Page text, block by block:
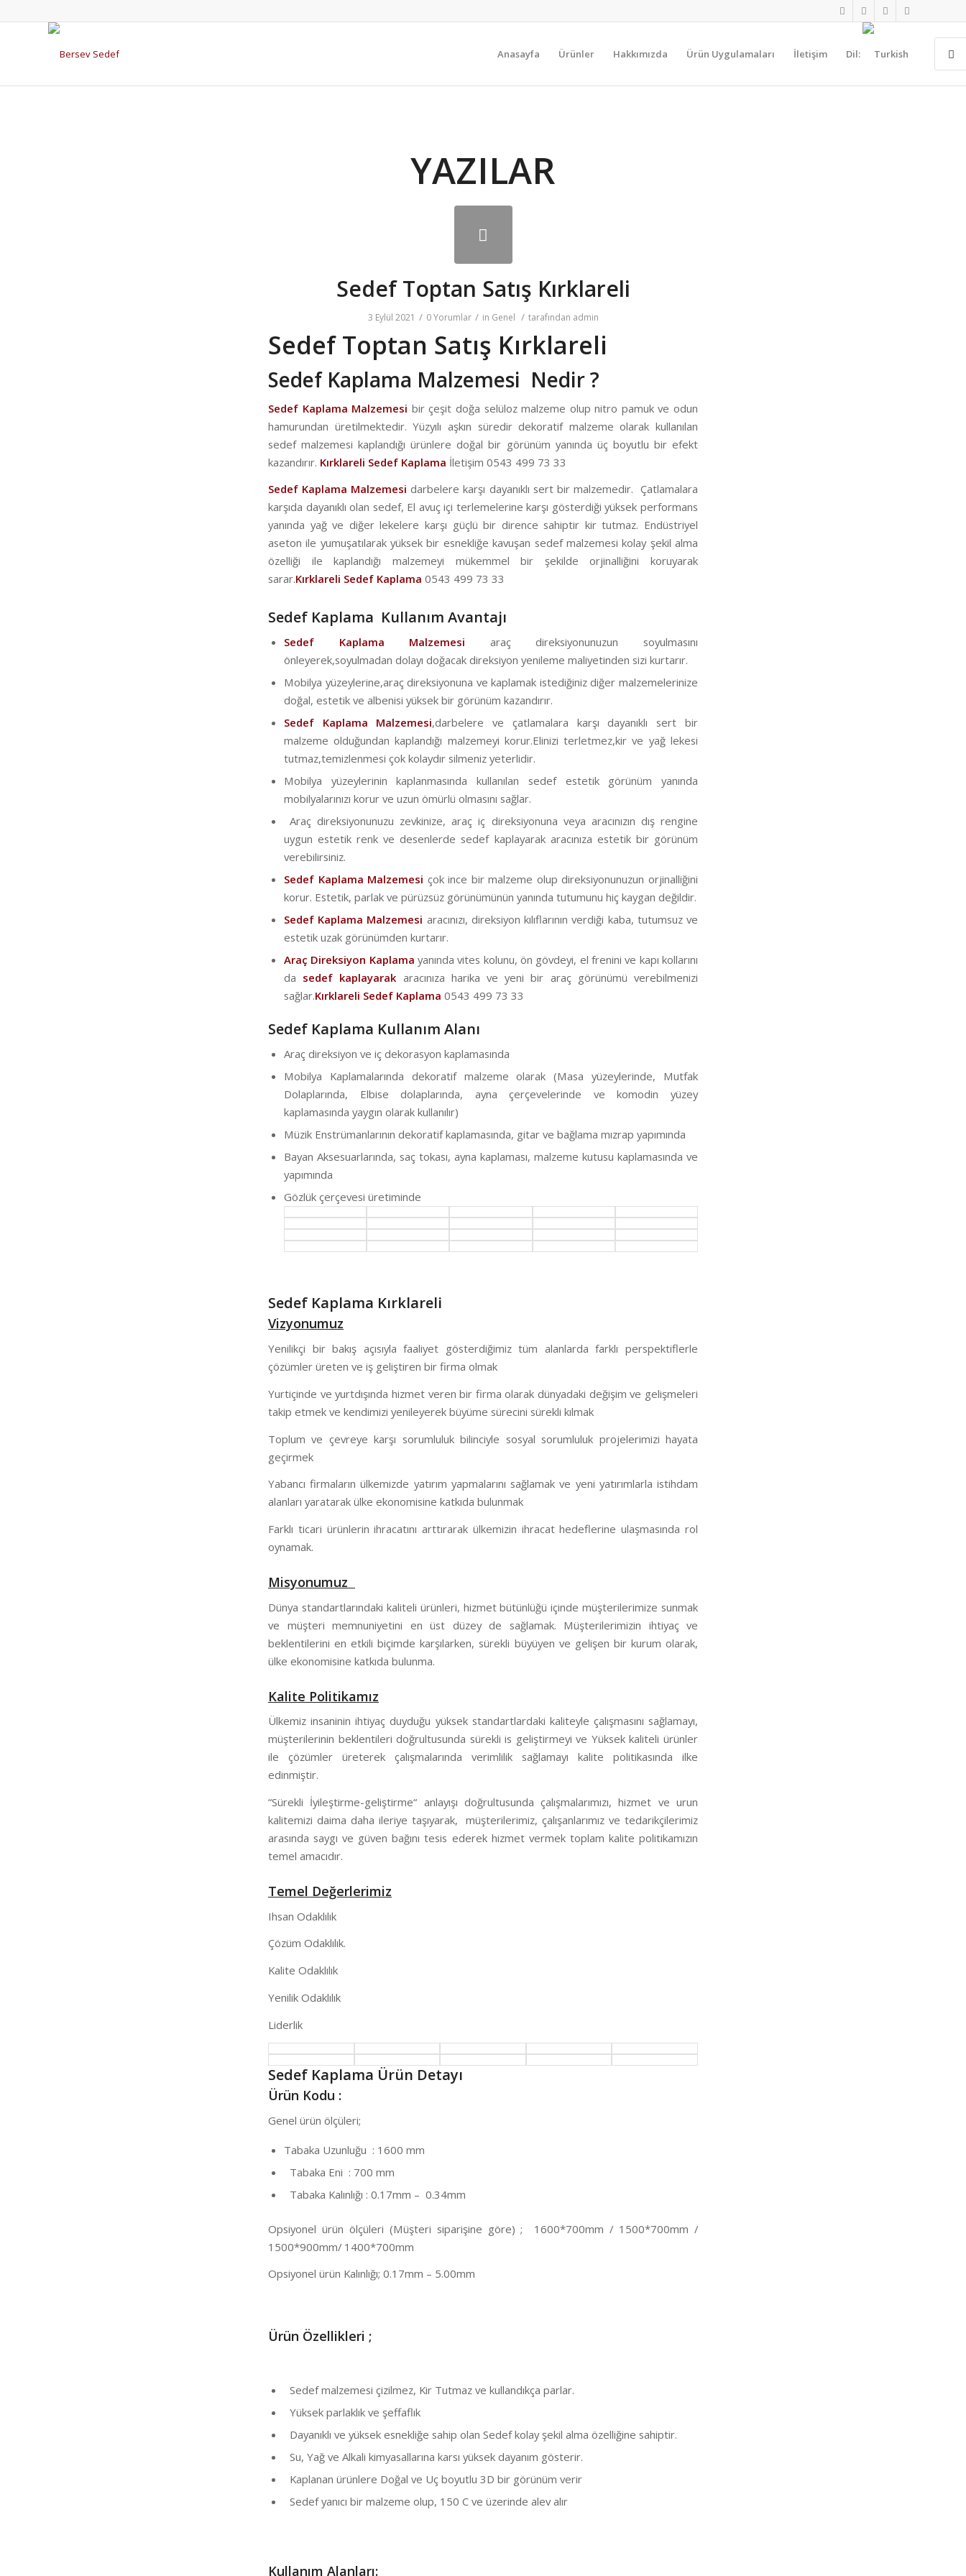
Anasayfa Ürünler Hakkımızda Ürün Uygulamaları İletişim Dil:
YAZILAR
Sedef Toptan Satış Kırklareli
3 Eylül 2021 / 0 Yorumlar / in Genel / tarafından admin
Sedef Toptan Satış Kırklareli
Sedef Kaplama Malzemesi Nedir ?
Sedef Kaplama Malzemesi bir çeşit doğa selüloz malzeme olup nitro pamuk ve odun
hamurundan üretilmektedir. Yüzyılı aşkın süredir dekoratif malzeme olarak kullanılan
sedef malzemesi kaplandığı ürünlere doğal bir görünüm yanında üç boyutlu bir efekt
kazandırır. Kırklareli Sedef Kaplama İletişim 0543 499 73 33
Sedef Kaplama Malzemesi darbelere karşı dayanıklı sert bir malzemedir. Çatlamalara
karşıda dayanıklı olan sedef, El avuç içi terlemelerine karşı gösterdiği yüksek performans
yanında yağ ve diğer lekelere karşı güçlü bir dirence sahiptir kir tutmaz. Endüstriyel
aseton ile yumuşatılarak yüksek bir esnekliğe kavuşan sedef malzemesi kolay şekil alma
özelliği ile kaplandığı malzemeyi mükemmel bir şekilde orjinalliğini koruyarak
sarar.Kırklareli Sedef Kaplama 0543 499 73 33
Sedef Kaplama Kullanım Avantajı
Sedef Kaplama Malzemesi araç direksiyonunuzun soyulmasını
önleyerek,soyulmadan dolayı doğacak direksiyon yenileme maliyetinden sizi kurtarır.
Mobilya yüzeylerine,araç direksiyonuna ve kaplamak istediğiniz diğer malzemelerinize
doğal, estetik ve albenisi yüksek bir görünüm kazandırır.
Sedef Kaplama Malzemesi,darbelere ve çatlamalara karşı dayanıklı sert bir
malzeme olduğundan kaplandığı malzemeyi korur.Elinizi terletmez,kir ve yağ lekesi
tutmaz,temizlenmesi çok kolaydır silmeniz yeterlidir.
Mobilya yüzeylerinin kaplanmasında kullanılan sedef estetik görünüm yanında
mobilyalarınızı korur ve uzun ömürlü olmasını sağlar.
Araç direksiyonunuzu zevkinize, araç iç direksiyonuna veya aracınızın dış rengine
uygun estetik renk ve desenlerde sedef kaplayarak aracınıza estetik bir görünüm
verebilirsiniz.
Sedef Kaplama Malzemesi çok ince bir malzeme olup direksiyonunuzun orjinalliğini
korur. Estetik, parlak ve pürüzsüz görünümünün yanında tutumunu hiç kaygan değildir.
Sedef Kaplama Malzemesi aracınızı, direksiyon kılıflarının verdiği kaba, tutumsuz ve
estetik uzak görünümden kurtarır.
Araç Direksiyon Kaplama yanında vites kolunu, ön gövdeyi, el frenini ve kapı kollarını
da sedef kaplayarak aracınıza harika ve yeni bir araç görünümü verebilmenizi
sağlar.Kırklareli Sedef Kaplama 0543 499 73 33
Sedef Kaplama Kullanım Alanı
Araç direksiyon ve iç dekorasyon kaplamasında
Mobilya Kaplamalarında dekoratif malzeme olarak (Masa yüzeylerinde, Mutfak
Dolaplarında, Elbise dolaplarında, ayna çerçevelerinde ve komodin yüzey
kaplamasında yaygın olarak kullanılır)
Müzik Enstrümanlarının dekoratif kaplamasında, gitar ve bağlama mızrap yapımında
Bayan Aksesuarlarında, saç tokası, ayna kaplaması, malzeme kutusu kaplamasında ve
yapımında
Gözlük çerçevesi üretiminde
Sedef Kaplama Kırklareli
Vizyonumuz
Yenilikçi bir bakış açısıyla faaliyet gösterdiğimiz tüm alanlarda farklı perspektiflerle
çözümler üreten ve iş geliştiren bir firma olmak
Yurtiçinde ve yurtdışında hizmet veren bir firma olarak dünyadaki değişim ve gelişmeleri
takip etmek ve kendimizi yenileyerek büyüme sürecini sürekli kılmak
Toplum ve çevreye karşı sorumluluk bilinciyle sosyal sorumluluk projelerimizi hayata
geçirmek
Yabancı firmaların ülkemizde yatırım yapmalarını sağlamak ve yeni yatırımlarla istihdam
alanları yaratarak ülke ekonomisine katkıda bulunmak
Farklı ticari ürünlerin ihracatını arttırarak ülkemizin ihracat hedeflerine ulaşmasında rol
oynamak.
Misyonumuz
Dünya standartlarındaki kaliteli ürünleri, hizmet bütünlüğü içinde müşterilerimize sunmak
ve müşteri memnuniyetini en üst düzey de sağlamak. Müşterilerimizin ihtiyaç ve
beklentilerini en etkili biçimde karşılarken, sürekli büyüyen ve gelişen bir kurum olarak,
ülke ekonomisine katkıda bulunma.
Kalite Politikamız
Ülkemiz insaninin ihtiyaç duyduğu yüksek standartlardaki kaliteyle çalışmasını sağlamayı,
müşterilerinin beklentileri doğrultusunda sürekli is geliştirmeyi ve Yüksek kaliteli ürünler
ile çözümler üreterek çalışmalarında verimlilik sağlamayı kalite politikasında ilke
edinmiştir.
“Sürekli İyileştirme-geliştirme“ anlayışı doğrultusunda çalışmalarımızı, hizmet ve urun
kalitemizi daima daha ileriye taşıyarak, müşterilerimiz, çalışanlarımız ve tedarikçilerimiz
arasında saygı ve güven bağını tesis ederek hizmet vermek toplam kalite politikamızın
temel amacıdır.
Temel Değerlerimiz
Ihsan Odaklılık
Çözüm Odaklılık.
Kalite Odaklılık
Yenilik Odaklılık
Liderlik
Sedef Kaplama Ürün Detayı
Ürün Kodu :
Genel ürün ölçüleri;
Tabaka Uzunluğu : 1600 mm
Tabaka Eni : 700 mm
Tabaka Kalınlığı : 0.17mm – 0.34mm
Opsiyonel ürün ölçüleri (Müşteri siparişine göre) ; 1600*700mm / 1500*700mm /
1500*900mm/ 1400*700mm
Opsiyonel ürün Kalınlığı; 0.17mm – 5.00mm
Ürün Özellikleri ;
Sedef malzemesi çizilmez, Kir Tutmaz ve kullandıkça parlar.
Yüksek parlaklık ve şeffaflık
Dayanıklı ve yüksek esnekliğe sahip olan Sedef kolay şekil alma özelliğine sahiptir.
Su, Yağ ve Alkali kimyasallarına karsı yüksek dayanım gösterir.
Kaplanan ürünlere Doğal ve Uç boyutlu 3D bir görünüm verir
Sedef yanıcı bir malzeme olup, 150 C ve üzerinde alev alır
Kullanım Alanları: